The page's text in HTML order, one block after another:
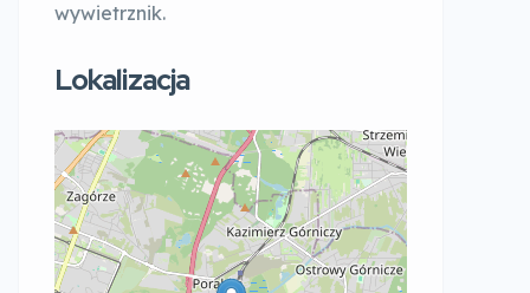
wywietrznik.
Lokalizacja